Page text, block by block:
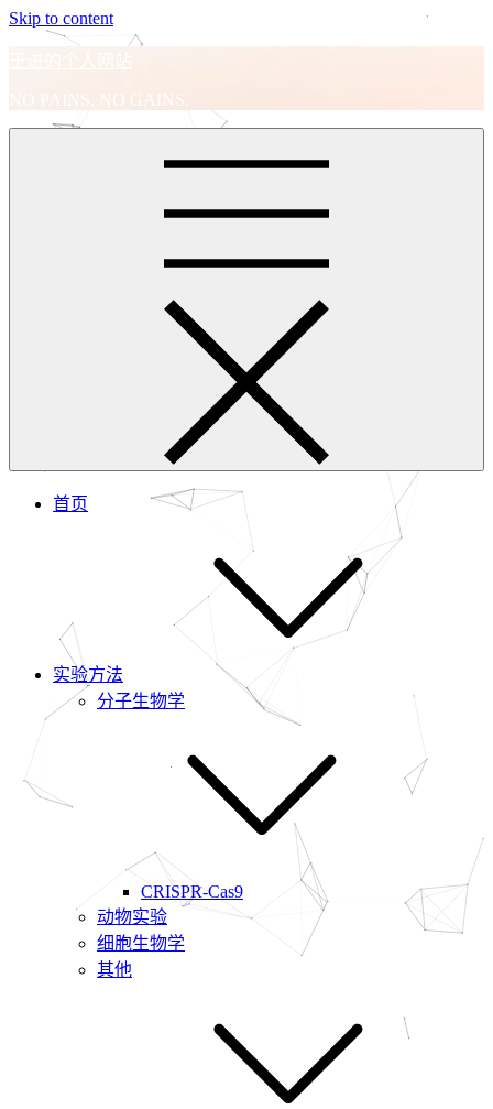
Skip to content
王进的个人网站
NO PAINS, NO GAINS.
首页
实验方法
分子生物学
CRISPR-Cas9
动物实验
细胞生物学
其他